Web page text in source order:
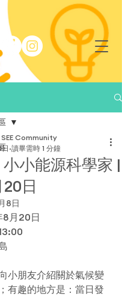
小能源科學家 |
日
SEE Community
讀畢需時 1 分鐘
8日
8月20日
小朋友介紹關於氣候變
有趣的地方是：當日發